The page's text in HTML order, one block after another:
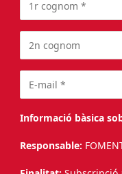
Informació bàsica
Responsable: